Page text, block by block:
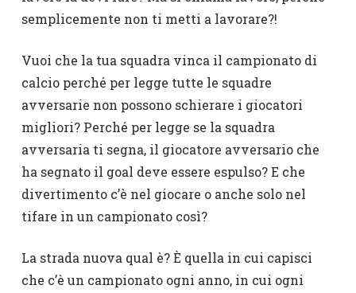
semplicemente non ti metti a lavorare?!
Vuoi che la tua squadra vinca il campionato di
calcio perché per legge tutte le squadre
avversarie non possono schierare i giocatori
migliori? Perché per legge se la squadra
avversaria ti segna, il giocatore avversario che
ha segnato il goal deve essere espulso? E che
divertimento c’è nel giocare o anche solo nel
tifare in un campionato così?
La strada nuova qual è? È quella in cui capisci
che c’è un campionato ogni anno, in cui ogni